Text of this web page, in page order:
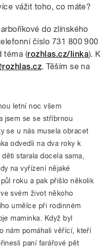
vážit toho, co máte?
do zlínského
číslo 731 800 900
téma (rozhlas.cz/linka). K
. Těším se na
letní noc všem
jsem se se stříbrnou
se u nás musela obracet
odvedli na dva roky k
starala docela sama,
na vyřízení nějaké
roku a pak přišlo několik
svém život někoho
umělce při rodinném
maminka. Když byl
nám pomáhali věřící, kteří
paní farářové pět